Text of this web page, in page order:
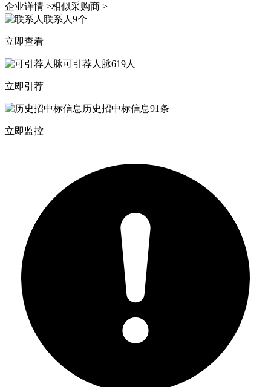
企业详情 >相似采购商 >
联系人 9个
立即查看
可引荐人脉619人
立即引荐
历史招中标信息91条
立即监控